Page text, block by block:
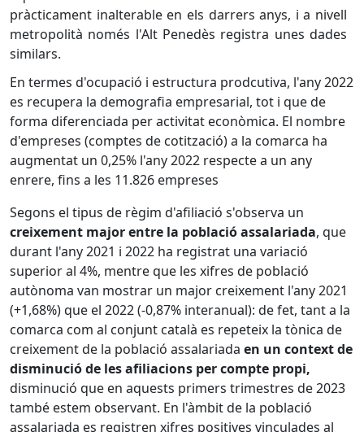
pràcticament inalterable en els darrers anys, i a nivell
metropolità només l'Alt Penedès registra unes dades
similars.
En termes d'ocupació i estructura prodcutiva, l'any 2022
es recupera la demografia empresarial, tot i que de
forma diferenciada per activitat econòmica. El nombre
d'empreses (comptes de cotització) a la comarca ha
augmentat un 0,25% l'any 2022 respecte a un any
enrere, fins a les 11.826 empreses
Segons el tipus de règim d'afiliació s'observa un
creixement major entre la població assalariada, que
durant l'any 2021 i 2022 ha registrat una variació
superior al 4%, mentre que les xifres de població
autònoma van mostrar un major creixement l'any 2021
(+1,68%) que el 2022 (-0,87% interanual): de fet, tant a la
comarca com al conjunt català es repeteix la tònica de
creixement de la població assalariada en un context de
disminució de les afiliacions per compte propi,
disminució que en aquests primers trimestres de 2023
també estem observant. En l'àmbit de la població
assalariada es registren xifres positives vinculades al